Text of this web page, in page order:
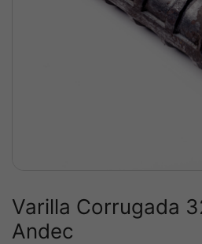
Varilla Corrugada
Andec